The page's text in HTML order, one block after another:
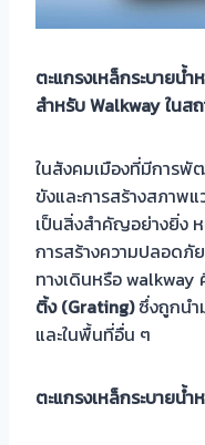
ตะแกรงเหล็กระบายน้
สำหรับ Walkwayในส
ในสังคมเมืองที่มีการพั
ขังและการสร้างสภา
เป็นสิ่งสำคัญอย่างยิ่ง
การสร้างความปลอดภั
ทางเดินหรือ walkway
ติ้ง (Grating)ซึ่งถูกนำ
และในพื้นที่อื่น ๆ
ตะแกรงเหล็กระบายน้ำ